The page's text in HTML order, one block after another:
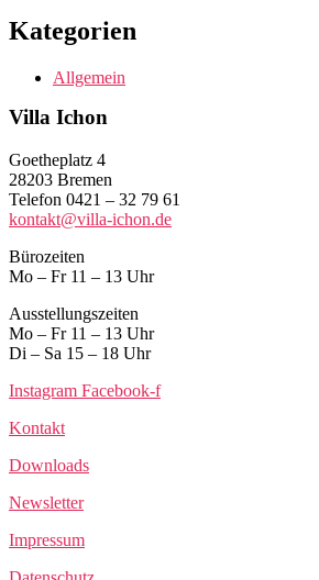
Kategorien
Allgemein
Villa Ichon
Goetheplatz 4
28203 Bremen
Telefon 0421 – 32 79 61
kontakt@villa-ichon.de
Bürozeiten
Mo – Fr 11 – 13 Uhr
Ausstellungszeiten
Mo – Fr 11 – 13 Uhr
Di – Sa 15 – 18 Uhr
Instagram Facebook-f
Kontakt
Downloads
Newsletter
Impressum